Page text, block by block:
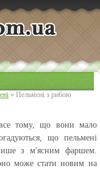
» Пельмені з рибою
тому, що вони мало
що пельмені
з м'ясним фаршем.
може стати новим на